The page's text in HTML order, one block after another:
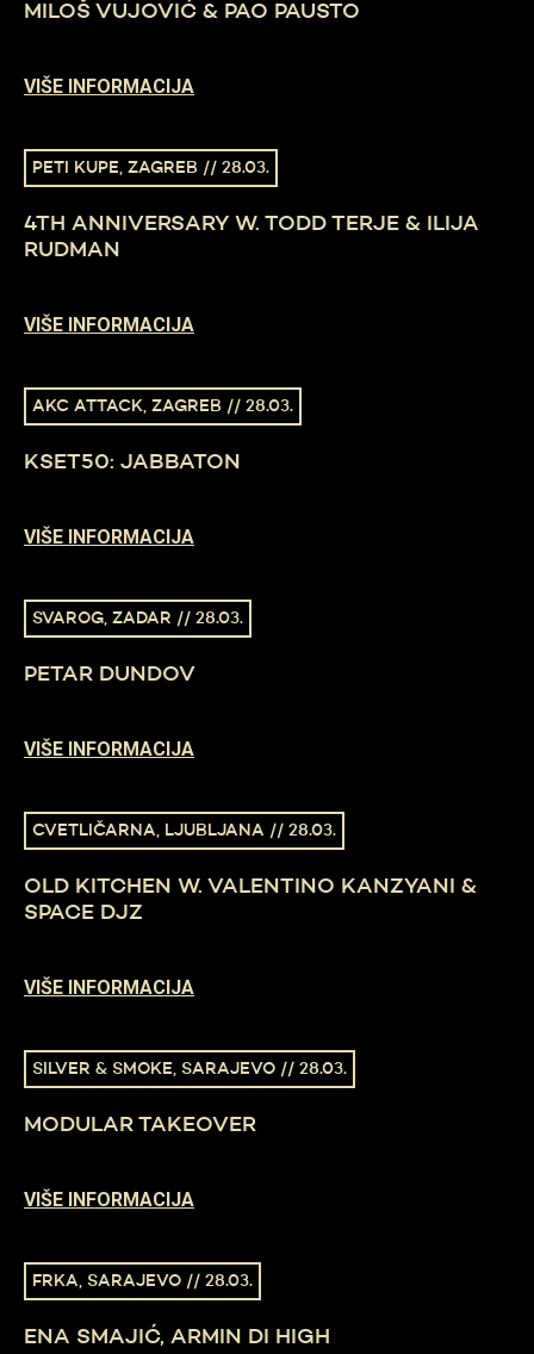
MILOŠ VUJOVIĆ & PAO PAUSTO
VIŠE INFORMACIJA
PETI KUPE, ZAGREB // 28.03.
4TH ANNIVERSARY W. TODD TERJE & ILIJA
RUDMAN
VIŠE INFORMACIJA
AKC ATTACK, ZAGREB // 28.03.
KSET50: JABBATON
VIŠE INFORMACIJA
SVAROG, ZADAR // 28.03.
PETAR DUNDOV
VIŠE INFORMACIJA
CVETLIČARNA, LJUBLJANA // 28.03.
OLD KITCHEN W. VALENTINO KANZYANI &
SPACE DJZ
VIŠE INFORMACIJA
SILVER & SMOKE, SARAJEVO // 28.03.
MODULAR TAKEOVER
VIŠE INFORMACIJA
FRKA, SARAJEVO // 28.03.
ENA SMAJIĆ, ARMIN DI HIGH